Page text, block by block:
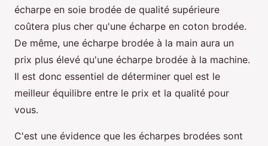
écharpe en soie brodée de qualité supérieure
coûtera plus cher qu'une écharpe en coton brodée.
De même, une écharpe brodée à la main aura un
prix plus élevé qu'une écharpe brodée à la machine.
Il est donc essentiel de déterminer quel est le
meilleur équilibre entre le prix et la qualité pour
vous.
C'est une évidence que les écharpes brodées sont